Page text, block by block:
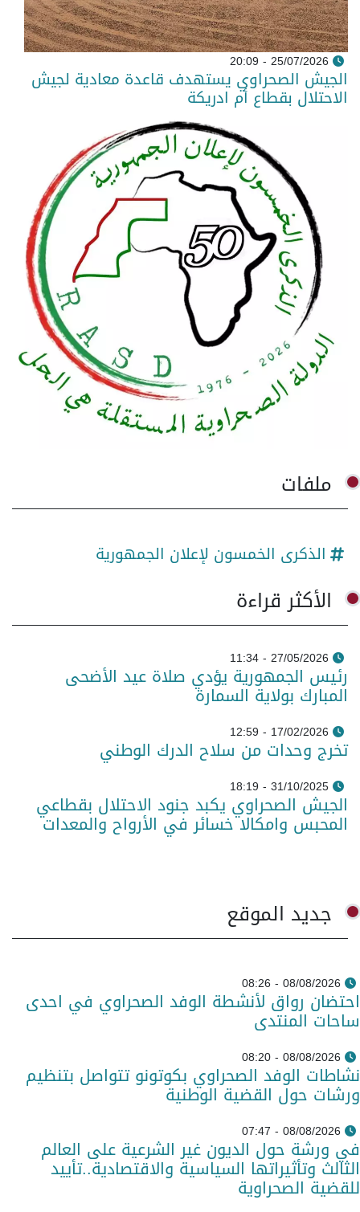
25/07/2026 - 20:09
الجيش الصحراوي يستهدف قاعدة معادية لجيش
الاحتلال بقطاع أم ادريكة
ملفات
الذكرى الخمسون لإعلان الجمهورية
الأكثر قراءة
27/05/2026 - 11:34
رئيس الجمهورية يؤدي صلاة عيد الأضحى
المبارك بولاية السمارة
17/02/2026 - 12:59
تخرج وحدات من سلاح الدرك الوطني
31/10/2025 - 18:19
الجيش الصحراوي يكبد جنود الاحتلال بقطاعي
المحبس وامكالا خسائر في الأرواح والمعدات
جديد الموقع
08/08/2026 - 08:26
احتضان رواق لأنشطة الوفد الصحراوي في احدى
ساحات المنتدى
08/08/2026 - 08:20
نشاطات الوفد الصحراوي بكوتونو تتواصل بتنظيم
ورشات حول القضية الوطنية
08/08/2026 - 07:47
في ورشة حول الديون غير الشرعية على العالم
الثالث وتأثيراتها السياسية والاقتصادية..تأييد
للقضية الصحراوية